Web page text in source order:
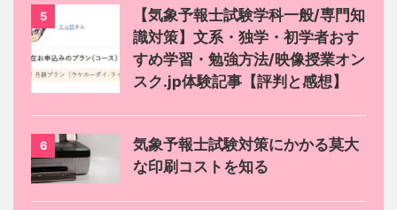
5
【気象予報士試験学科一般/専門知
識対策】文系・独学・初学者おす
すめ学習・勉強方法/映像授業オン
スク.jp体験記事【評判と感想】
6
気象予報士試験対策にかかる莫大
な印刷コストを知る